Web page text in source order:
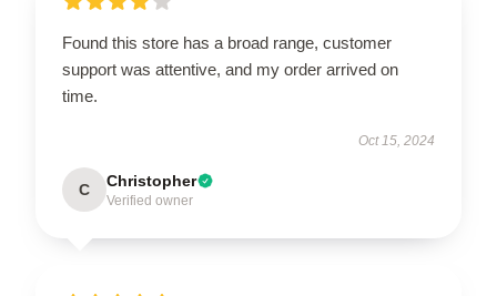
Found this store has a broad range, customer
support was attentive, and my order arrived on
time.
Oct 15, 2024
C Christopher
Verified owner